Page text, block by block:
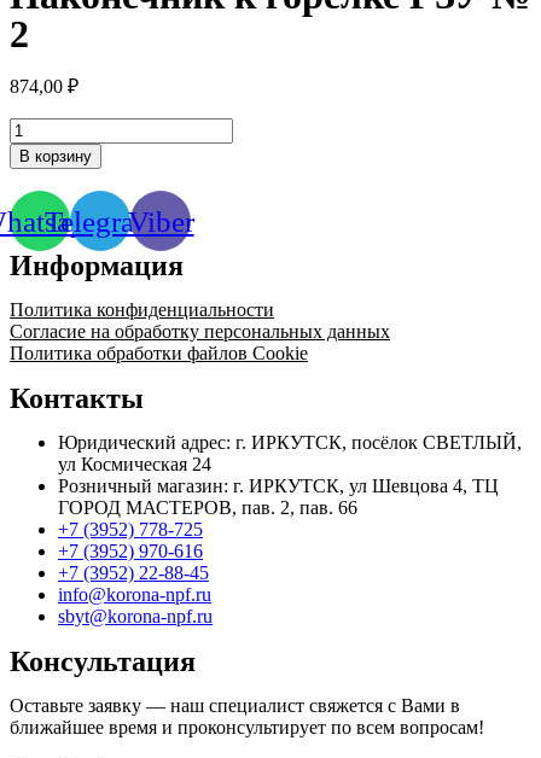
2
874,00 ₽
Количество
товара
Наконечник
горелке
ГЗУ
№
2
В корзину
TelegramViber
Информация
Политика конфиденциальности
Согласие на обработку персональных данных
Политика обработки файлов Cookie
Контакты
Юридический адрес: г. ИРКУТСК, посёлок СВЕТЛЫЙ,
ул Космическая 24
Розничный магазин: г. ИРКУТСК, ул Шевцова 4, ТЦ
ГОРОД МАСТЕРОВ, пав. 2, пав. 66
+7 (3952) 778-725
+7 (3952) 970-616
+7 (3952) 22-88-45
info@korona-npf.ru
sbyt@korona-npf.ru
Консультация
Оставьте заявку — наш специалист свяжется с Вами в
ближайшее время и проконсультирует по всем вопросам!